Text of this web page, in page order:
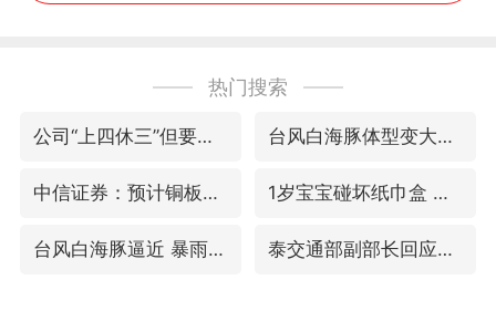
热门搜索
公司“上四休三”但要降薪1000元 台风白海豚体型变大近似13个浙江面积
中信证券：预计铜板块将迎来共振上涨 1岁宝宝碰坏纸巾盒 宝妈被索赔924元
台风白海豚逼近 暴雨大暴雨来袭 泰交通部副部长回应中国游客遭歧视